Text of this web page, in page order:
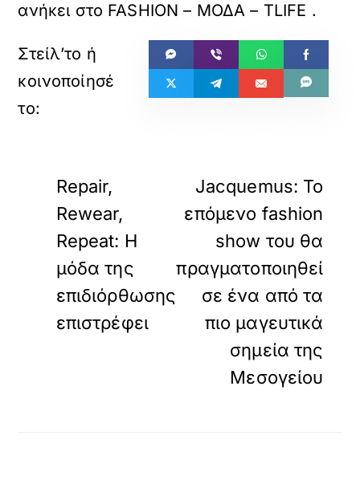
ανήκει στο FASHION – ΜΟΔΑ – TLIFE .
Repair,
Rewear,
Repeat: Η
μόδα της
επιδιόρθωσης
επιστρέφει
Jacquemus: Το
επόμενο fashion
show του θα
πραγματοποιηθεί
σε ένα από τα
πιο μαγευτικά
σημεία της
Μεσογείου